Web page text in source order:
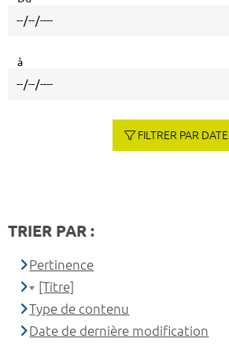
à
FILTRER PAR DATE
TRIER PAR :
Pertinence
[Titre]
Type de contenu
Date de dernière modification